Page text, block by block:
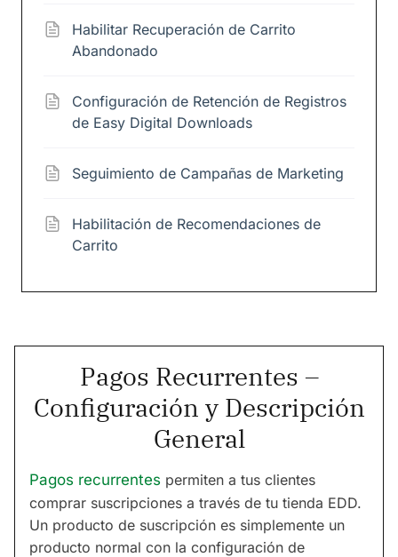
Habilitar Recuperación de Carrito
Abandonado
Configuración de Retención de Registros
de Easy Digital Downloads
Seguimiento de Campañas de Marketing
Habilitación de Recomendaciones de
Carrito
Pagos Recurrentes –
Configuración y Descripción
General
Pagos recurrentes permiten a tus clientes
comprar suscripciones a través de tu tienda EDD.
Un producto de suscripción es simplemente un
producto normal con la configuración de